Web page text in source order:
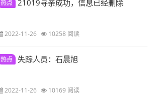
热点 21019寻亲成功，信息已经删除
2022-11-26 10258 阅读
热点 失踪人员：石晨旭
2022-11-26 10169 阅读